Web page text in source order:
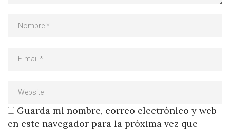
Guarda mi nombre, correo electrónico y web
en este navegador para la próxima vez que